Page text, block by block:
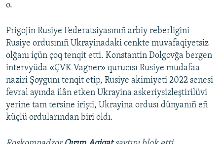
o.
Prigojin Rusiye Federatsiyasınıñ arbiy reberligini
Rusiye ordusınıñ Ukrayinadaki cenkte muvafaqiyetsiz
olğanı içün çoq tenqit etti. Konstantin Dolgovğa bergen
intervyüda «ÇVK Vagner» qurucısı Rusiye mudafaa
naziri Şoygunı tenqit etip, Rusiye akimiyeti 2022 senesi
fevral ayında ilân etken Ukrayina askeriysizleştirilüvi
yerine tam tersine irişti, Ukrayina ordusı dünyanıñ eñ
küçlü ordularından biri oldı.